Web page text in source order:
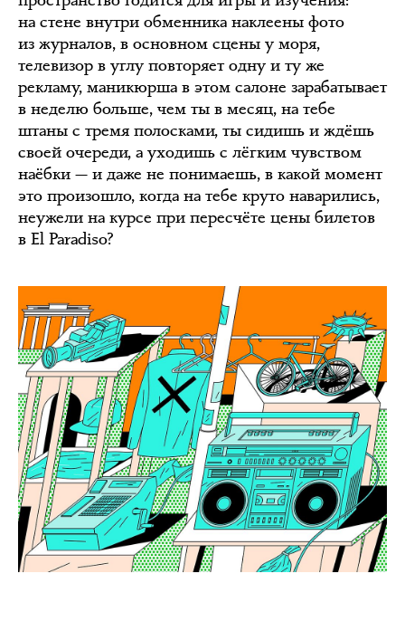
на стене внутри обменника наклеены фото
из журналов, в основном сцены у моря,
телевизор в углу повторяет одну и ту же
рекламу, маникюрша в этом салоне зарабатывает
в неделю больше, чем ты в месяц, на тебе
штаны с тремя полосками, ты сидишь и ждёшь
своей очереди, а уходишь с лёгким чувством
наёбки — и даже не понимаешь, в какой момент
это произошло, когда на тебе круто наварились,
неужели на курсе при пересчёте цены билетов
в El Paradiso?